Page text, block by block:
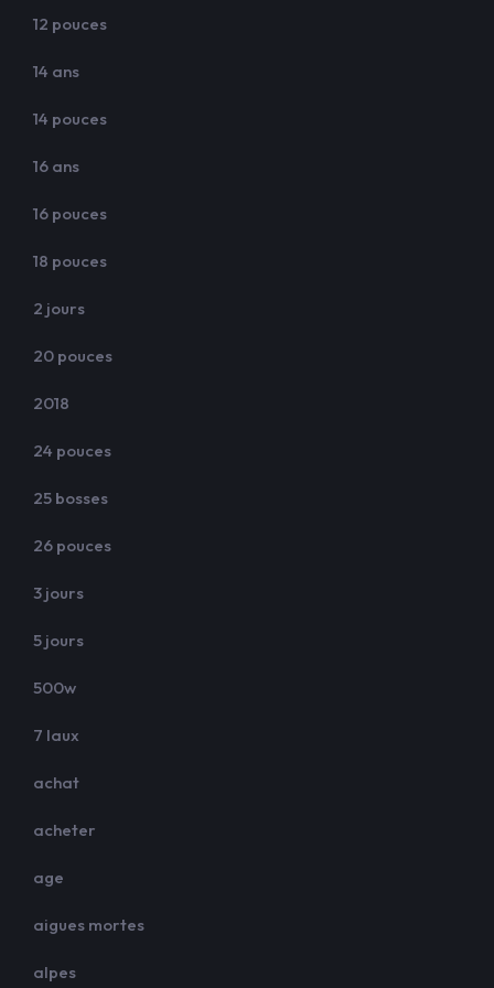
12 pouces
14 ans
14 pouces
16 ans
16 pouces
18 pouces
2 jours
20 pouces
2018
24 pouces
25 bosses
26 pouces
3 jours
5 jours
500w
7 laux
achat
acheter
age
aigues mortes
alpes